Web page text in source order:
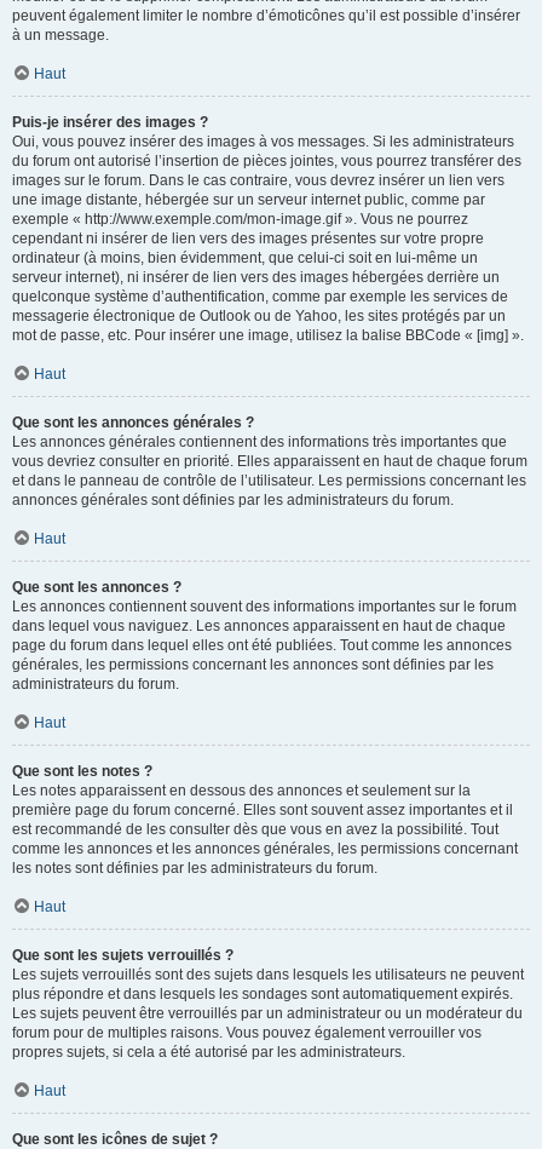
peuvent également limiter le nombre d’émoticônes qu’il est possible d’insérer
à un message.
Haut
Puis-je insérer des images ?
Oui, vous pouvez insérer des images à vos messages. Si les administrateurs
du forum ont autorisé l’insertion de pièces jointes, vous pourrez transférer des
images sur le forum. Dans le cas contraire, vous devrez insérer un lien vers
une image distante, hébergée sur un serveur internet public, comme par
exemple « http://www.exemple.com/mon-image.gif ». Vous ne pourrez
cependant ni insérer de lien vers des images présentes sur votre propre
ordinateur (à moins, bien évidemment, que celui-ci soit en lui-même un
serveur internet), ni insérer de lien vers des images hébergées derrière un
quelconque système d’authentification, comme par exemple les services de
messagerie électronique de Outlook ou de Yahoo, les sites protégés par un
mot de passe, etc. Pour insérer une image, utilisez la balise BBCode « [img] ».
Haut
Que sont les annonces générales ?
Les annonces générales contiennent des informations très importantes que
vous devriez consulter en priorité. Elles apparaissent en haut de chaque forum
et dans le panneau de contrôle de l’utilisateur. Les permissions concernant les
annonces générales sont définies par les administrateurs du forum.
Haut
Que sont les annonces ?
Les annonces contiennent souvent des informations importantes sur le forum
dans lequel vous naviguez. Les annonces apparaissent en haut de chaque
page du forum dans lequel elles ont été publiées. Tout comme les annonces
générales, les permissions concernant les annonces sont définies par les
administrateurs du forum.
Haut
Que sont les notes ?
Les notes apparaissent en dessous des annonces et seulement sur la
première page du forum concerné. Elles sont souvent assez importantes et il
est recommandé de les consulter dès que vous en avez la possibilité. Tout
comme les annonces et les annonces générales, les permissions concernant
les notes sont définies par les administrateurs du forum.
Haut
Que sont les sujets verrouillés ?
Les sujets verrouillés sont des sujets dans lesquels les utilisateurs ne peuvent
plus répondre et dans lesquels les sondages sont automatiquement expirés.
Les sujets peuvent être verrouillés par un administrateur ou un modérateur du
forum pour de multiples raisons. Vous pouvez également verrouiller vos
propres sujets, si cela a été autorisé par les administrateurs.
Haut
Que sont les icônes de sujet ?